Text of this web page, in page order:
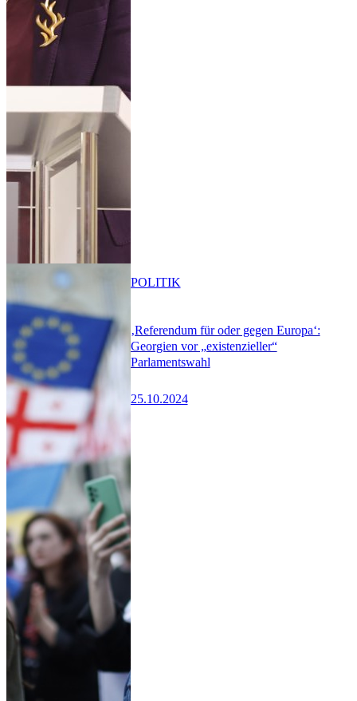
‚Referendum für oder gegen Europa‘:
Georgien vor „existenzieller“
Parlamentswahl
25.10.2024
POLITIK